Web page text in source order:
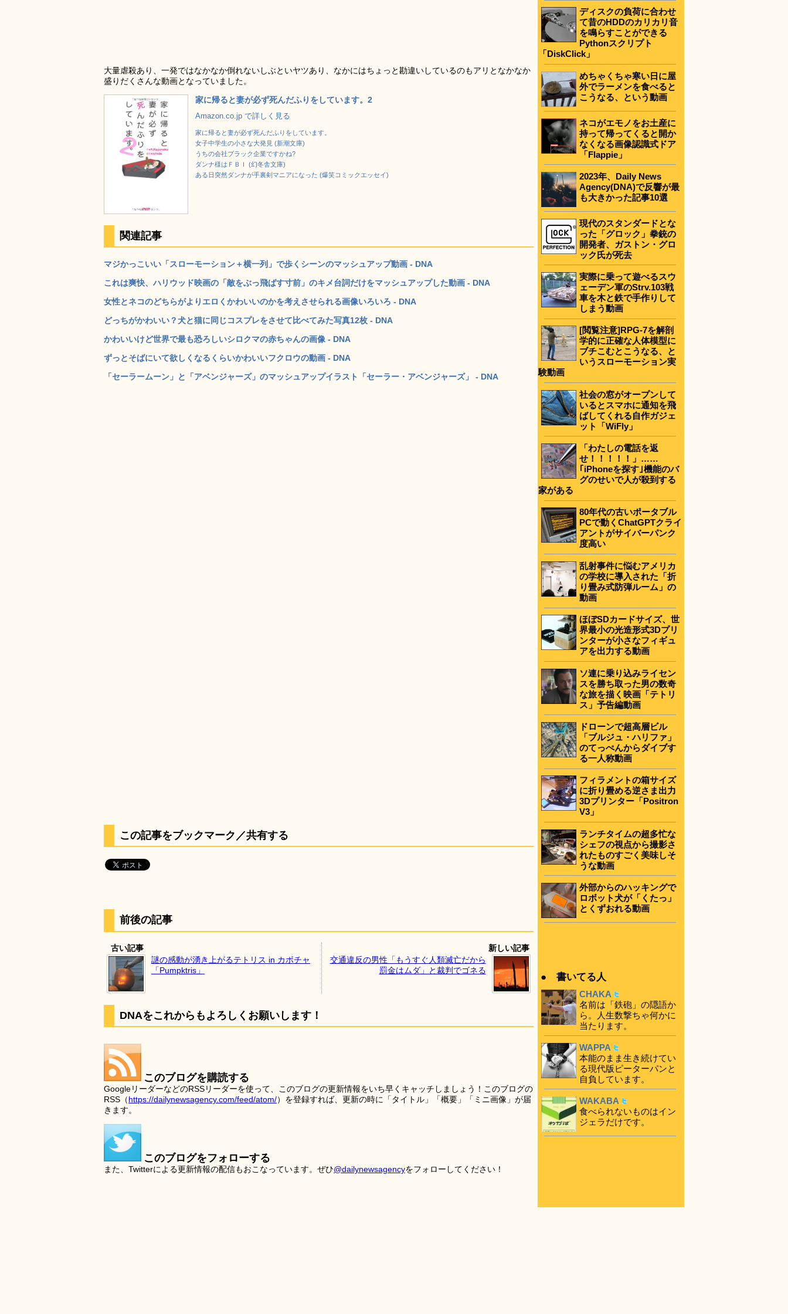
大量虐殺あり、一発ではなかなか倒れないしぶといヤツあり、なかにはちょっと勘違いしているのもアリとなかなか
盛りだくさんな動画となっていました。
家に帰ると妻が必ず死んだふりをしています。2
Amazon.co.jp で詳しく見る
家に帰ると妻が必ず死んだふりをしています。
女子中学生の小さな大発見 (新潮文庫)
うちの会社ブラック企業ですかね?
ダンナ様はＦＢＩ (幻冬舎文庫)
ある日突然ダンナが手裏剣マニアになった (爆笑コミックエッセイ)
関連記事
マジかっこいい「スローモーション＋横一列」で歩くシーンのマッシュアップ動画 - DNA
これは爽快、ハリウッド映画の「敵をぶっ飛ばす寸前」のキメ台詞だけをマッシュアップした動画 - DNA
女性とネコのどちらがよりエロくかわいいのかを考えさせられる画像いろいろ - DNA
どっちがかわいい？犬と猫に同じコスプレをさせて比べてみた写真12枚 - DNA
かわいいけど世界で最も恐ろしいシロクマの赤ちゃんの画像 - DNA
ずっとそばにいて欲しくなるくらいかわいいフクロウの動画 - DNA
「セーラームーン」と「アベンジャーズ」のマッシュアップイラスト「セーラー・アベンジャーズ」 - DNA
この記事をブックマーク／共有する
前後の記事
古い記事
謎の感動が湧き上がるテトリス in カボチャ
「Pumpktris」
新しい記事
交通違反の男性「もうすぐ人類滅亡だから
罰金はムダ」と裁判でゴネる
DNAをこれからもよろしくお願いします！
このブログを購読する
GoogleリーダーなどのRSSリーダーを使って、このブログの更新情報をいち早くキャッチしましょう！このブログの
RSS（https://dailynewsagency.com/feed/atom/）を登録すれば、更新の時に「タイトル」「概要」「ミニ画像」が届
きます。
このブログをフォローする
また、Twitterによる更新情報の配信もおこなっています。ぜひ@dailynewsagencyをフォローしてください！
ディスクの負荷に合わせ
て昔のHDDのカリカリ音
を鳴らすことができる
Pythonスクリプト
「DiskClick」
めちゃくちゃ寒い日に屋
外でラーメンを食べると
こうなる、という動画
ネコがエモノをお土産に
持って帰ってくると開か
なくなる画像認識式ドア
「Flappie」
2023年、Daily News
Agency(DNA)で反響が最
も大きかった記事10選
現代のスタンダードとな
った「グロック」拳銃の
開発者、ガストン・グロ
ック氏が死去
実際に乗って遊べるスウ
ェーデン軍のStrv.103戦
車を木と鉄で手作りして
しまう動画
[閲覧注意]RPG-7を解剖
学的に正確な人体模型に
ブチこむとこうなる、と
いうスローモーション実
験動画
社会の窓がオープンして
いるとスマホに通知を飛
ばしてくれる自作ガジェ
ット「WiFly」
「わたしの電話を返
せ！！！！！」……
｢iPhoneを探す｣機能のバ
グのせいで人が殺到する
家がある
80年代の古いポータブル
PCで動くChatGPTクライ
アントがサイバーパンク
度高い
乱射事件に悩むアメリカ
の学校に導入された「折
り畳み式防弾ルーム」の
動画
ほぼSDカードサイズ、世
界最小の光造形式3Dプリ
ンターが小さなフィギュ
アを出力する動画
ソ連に乗り込みライセン
スを勝ち取った男の数奇
な旅を描く映画「テトリ
ス」予告編動画
ドローンで超高層ビル
「ブルジュ・ハリファ」
のてっぺんからダイブす
る一人称動画
フィラメントの箱サイズ
に折り畳める逆さま出力
3Dプリンター「Positron
V3」
ランチタイムの超多忙な
シェフの視点から撮影さ
れたものすごく美味しそ
うな動画
外部からのハッキングで
ロボット犬が「くたっ」
とくずおれる動画
● 書いてる人
CHAKA
名前は「鉄砲」の隠語か
ら。人生数撃ちゃ何かに
当たります。
WAPPA
本能のまま生き続けてい
る現代版ピーターパンと
自負しています。
WAKABA
食べられないものはイン
ジェラだけです。